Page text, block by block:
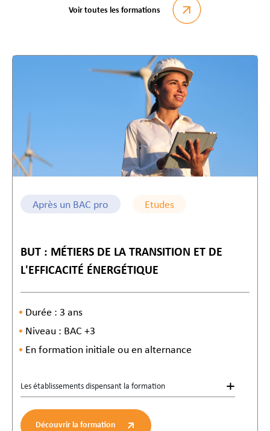
Voir toutes les formations
Après un BAC pro Etudes
BUT : MÉTIERS DE LA TRANSITION ET DE
L'EFFICACITÉ ÉNERGÉTIQUE
Durée : 3 ans
Niveau : BAC +3
En formation initiale ou en alternance
Les établissements dispensant la formation
Découvrir la formation